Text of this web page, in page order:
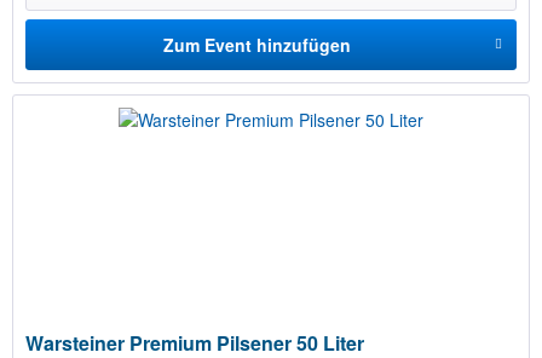
Zum Event hinzufügen
Warsteiner Premium Pilsener 50 Liter